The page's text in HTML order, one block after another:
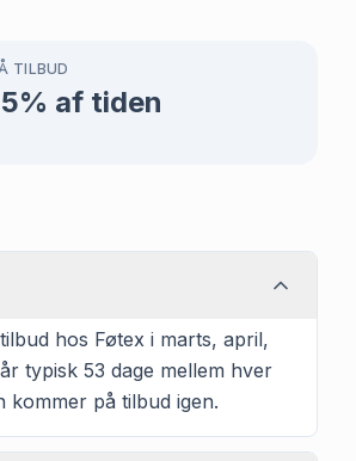
TILBUD
% af tiden
hos Føtex i marts, april,
typisk 53 dage mellem hver
kommer på tilbud igen.